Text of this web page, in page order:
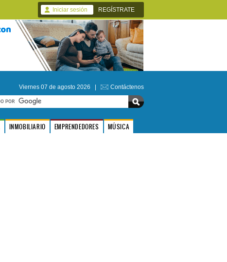
Iniciar sesión REGÍSTRATE
Viernes 07 de agosto 2026 | Contáctenos
INMOBILIARIO EMPRENDEDORES MÚSICA